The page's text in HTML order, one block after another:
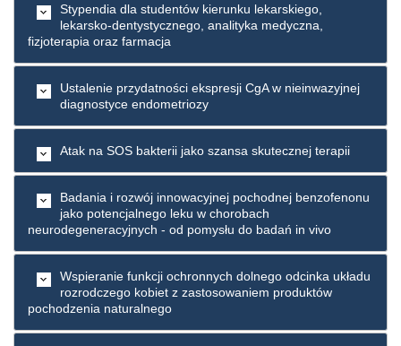
Stypendia dla studentów kierunku lekarskiego,
lekarsko-dentystycznego, analityka medyczna,
fizjoterapia oraz farmacja
Ustalenie przydatności ekspresji CgA w nieinwazyjnej
diagnostyce endometriozy
Atak na SOS bakterii jako szansa skutecznej terapii
Badania i rozwój innowacyjnej pochodnej benzofenonu
jako potencjalnego leku w chorobach
neurodegeneracyjnych - od pomysłu do badań in vivo
Wspieranie funkcji ochronnych dolnego odcinka układu
rozrodczego kobiet z zastosowaniem produktów
pochodzenia naturalnego